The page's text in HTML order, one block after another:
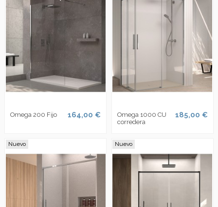
Omega 200 Fijo 164,00 €
Omega 1000 CU
corredera
185,00 €
Nuevo Nuevo